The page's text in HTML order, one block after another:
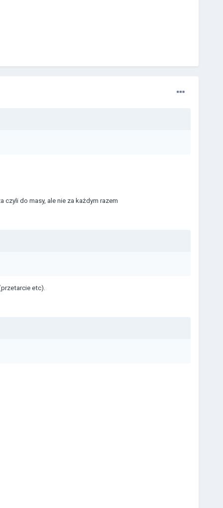
do masy, ale nie za każdym razem
etc).